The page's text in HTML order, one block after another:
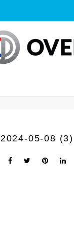
2024-05-08 (3)